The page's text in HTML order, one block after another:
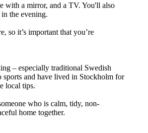
with a mirror, and a TV. You'll also
the evening.
so it’s important that you’re
– especially traditional Swedish
and have lived in Stockholm for
local tips.
who is calm, tidy, non-
home together.